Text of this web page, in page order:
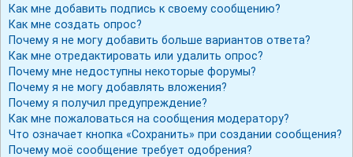
Как мне добавить подпись к своему сообщению?
Как мне создать опрос?
Почему я не могу добавить больше вариантов ответа?
Как мне отредактировать или удалить опрос?
Почему мне недоступны некоторые форумы?
Почему я не могу добавлять вложения?
Почему я получил предупреждение?
Как мне пожаловаться на сообщения модератору?
Что означает кнопка «Сохранить» при создании сообщения?
Почему моё сообщение требует одобрения?